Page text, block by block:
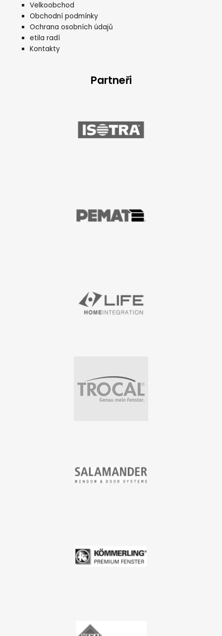
Velkoobchod
Obchodní podmínky
Ochrana osobních údajů
etila radí
Kontakty
Partneři